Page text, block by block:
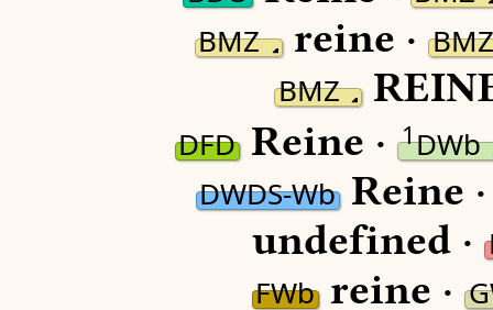
BMZ reine · BMZ
BMZ
DFDReine ·1DWb
DWDS-WbReine
undefined ·
FWbreine ·